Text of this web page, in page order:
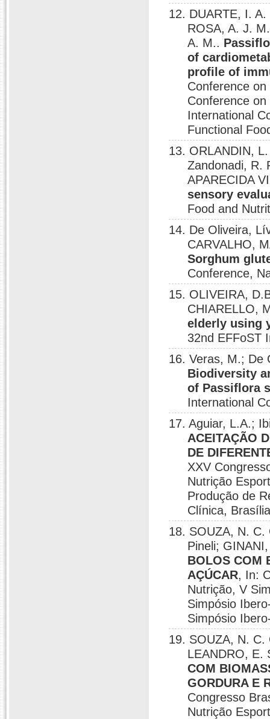
12. DUARTE, I.
ROSA, A. J.
A. M..
of
profile of
Conference
Conference
International
Functional
13. ORLANDIN,
Zandonadi, R.
APARECIDA
sensory
Food and
14. De Oliveira,
CARVALHO,
Sorghum
Conference,
15. OLIVEIRA,
CHIARELLO,
elderly using
32nd EFFoST
16. Veras, M.; De
Biodiversity
of Passiflora
International
17. Aguiar, L.A.;
ACEITAÇÃO
DE
XXV
Nutrição
Produção de
Clínica,
18. SOUZA, N.
Pineli;
BOLOS COM
AÇÚCAR, In:
Nutrição, V
Simpósio
Simpósio
19. SOUZA, N.
LEANDRO, E.
COM
GORDURA E
Congresso
Nutrição